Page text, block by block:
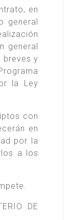
en
general
general
breves y
la Ley
con
en
por la
a los
DE